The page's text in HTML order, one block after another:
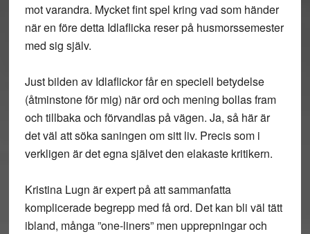
mot varandra. Mycket fint spel kring vad som händer
när en före detta Idlaflicka reser på husmorssemester
med sig själv.
Just bilden av Idlaflickor får en speciell betydelse
(åtminstone för mig) när ord och mening bollas fram
och tillbaka och förvandlas på vägen. Ja, så här är
det väl att söka saningen om sitt liv. Precis som i
verkligen är det egna självet den elakaste kritikern.
Kristina Lugn är expert på att sammanfatta
komplicerade begrepp med få ord. Det kan bli väl tätt
ibland, många ”one-liners” men upprepningar och